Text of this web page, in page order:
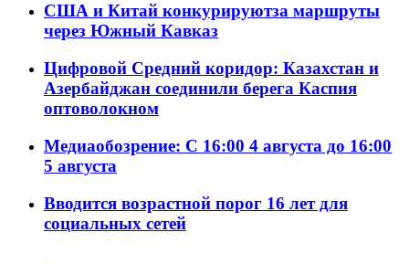
США и Китай конкурируютза маршруты
через Южный Кавказ
Цифровой Средний коридор: Казахстан и
Азербайджан соединили берега Каспия
оптоволокном
Медиаобозрение: С 16:00 4 августа до 16:00
5 августа
Вводится возрастной порог 16 лет для
социальных сетей